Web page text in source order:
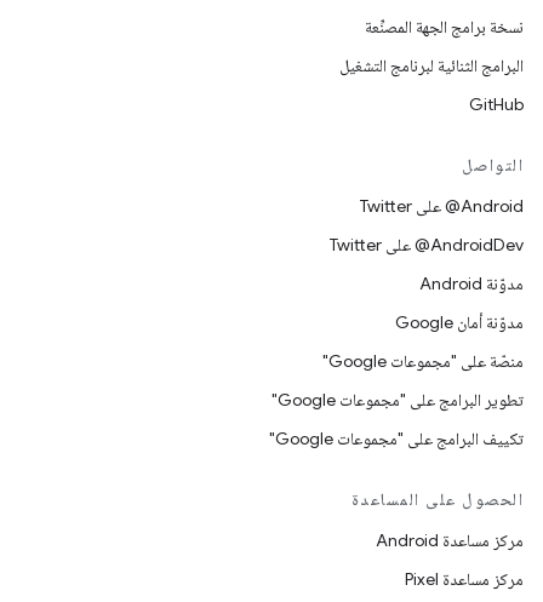
نسخة برامج الجهة المصنِّعة
البرامج الثنائية لبرنامج التشغيل
GitHub
التواصل
‎@Android على Twitter
‎@AndroidDev على Twitter
مدوّنة Android
مدوّنة أمان Google
منصّة على "مجموعات Google"
تطوير البرامج على "مجموعات Google"
تكييف البرامج على "مجموعات Google"
الحصول على المساعدة
مركز مساعدة Android
مركز مساعدة Pixel